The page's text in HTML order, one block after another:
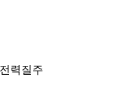
력질주